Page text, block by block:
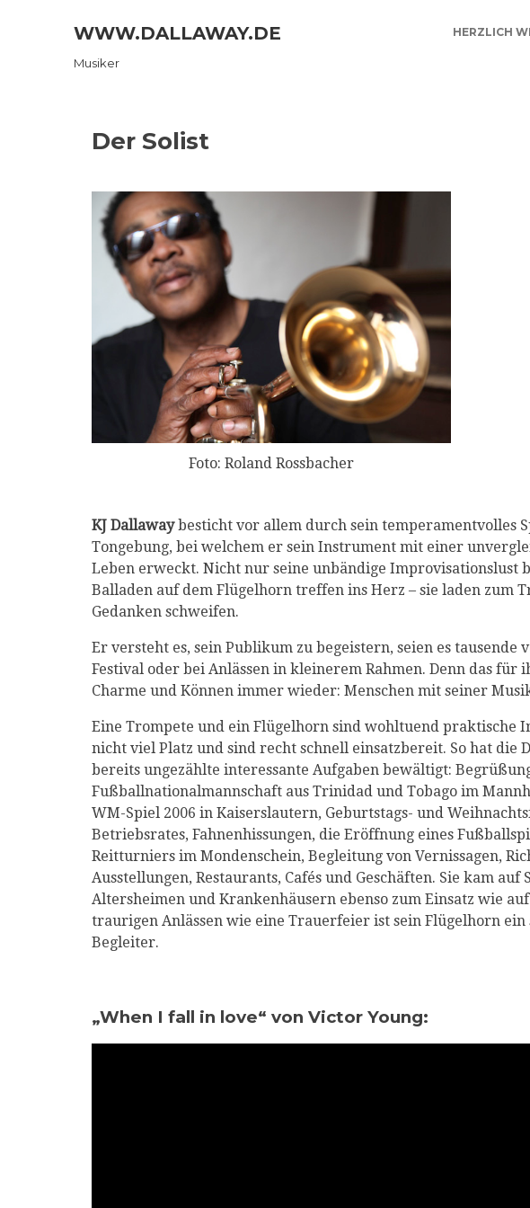
WWW.DALLAWAY.DE
Musiker
HERZLICH
Der Solist
Foto: Roland Rossbacher
KJ Dallawaybesticht vor allem durch sein temperamentvolles
Tongebung, bei welchem er sein Instrument mit einer
Leben erweckt. Nicht nur seine unbändige Improvisationslust
Balladen auf dem Flügelhorn treffen ins Herz – sie laden zum
Gedanken schweifen.
Er versteht es, sein Publikum zu begeistern, seien es tausende
Festival oder bei Anlässen in kleinerem Rahmen. Denn das
Charme und Können immer wieder: Menschen mit seiner
Eine Trompete und ein Flügelhorn sind wohltuend praktische
nicht viel Platz und sind recht schnell einsatzbereit. So hat die
bereits ungezählte interessante Aufgaben bewältigt:
Fußballnationalmannschaft aus Trinidad und Tobago im
WM-Spiel 2006 in Kaiserslautern, Geburtstags- und
Betriebsrates, Fahnenhissungen, die Eröffnung eines
Reitturniers im Mondenschein, Begleitung von Vernissagen,
Ausstellungen, Restaurants, Cafés und Geschäften. Sie kam
Altersheimen und Krankenhäusern ebenso zum Einsatz wie
traurigen Anlässen wie eine Trauerfeier ist sein Flügelhorn
Begleiter.
„When I fall in love“ von Victor Young: